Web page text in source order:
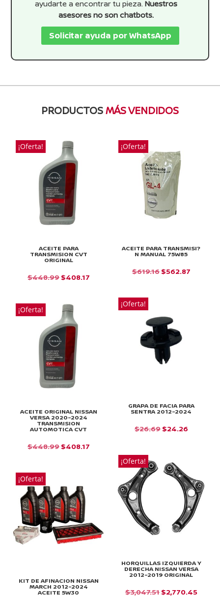
ayudarte a encontrar tu pieza. Nuestros
asesores no son chatbots.
Solicitar ayuda por WhatsApp
PRODUCTOSMÁS VENDIDOS
¡Oferta!
ACEITE PARA
TRANSMISION CVT
ORIGINAL
$448.99 EL
ORIGINAL
ERA:
$448.99.
$408.17EL
¡Oferta!
ACEITE PARA TRANSMISI?
N MANUAL 75W85
$619.16 EL
$619.16.
$562.87EL
¡Oferta!
GRAPA DE FACIA PARA
SENTRA 2012-2024
$26.69 EL
ERA:
$26.69.
$24.26EL
$24.26.
¡Oferta!
ACEITE ORIGINAL NISSAN
VERSA 2020-2024
TRANSMISION
AUTOMOTICA CVT
$448.99 EL
$448.99.
$408.17EL
$408.17.
¡Oferta!
HORQUILLAS IZQUIERDA Y
DERECHA NISSAN VERSA
2012-2019 ORIGINAL
$3,047.51 EL
$2,770.45EL
¡Oferta!
KIT DE AFINACION NISSAN
MARCH 2012-2024
ACEITE 5W30